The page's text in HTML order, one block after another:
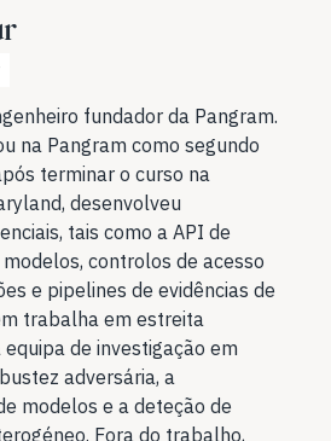
fundador da Pangram.
na Pangram como segundo
terminar o curso na
desenvolveu
tais como a API de
controlos de acesso
e pipelines de evidências de
trabalha em estreita
de investigação em
adversária, a
modelos e a deteção de
Fora do trabalho,